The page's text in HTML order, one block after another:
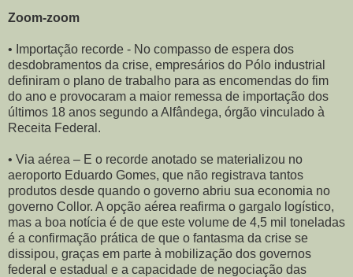
Zoom-zoom
• Importação recorde - No compasso de espera dos
desdobramentos da crise, empresários do Pólo industrial
definiram o plano de trabalho para as encomendas do fim
do ano e provocaram a maior remessa de importação dos
últimos 18 anos segundo a Alfândega, órgão vinculado à
Receita Federal.
• Via aérea – E o recorde anotado se materializou no
aeroporto Eduardo Gomes, que não registrava tantos
produtos desde quando o governo abriu sua economia no
governo Collor. A opção aérea reafirma o gargalo logístico,
mas a boa notícia é de que este volume de 4,5 mil toneladas
é a confirmação prática de que o fantasma da crise se
dissipou, graças em parte à mobilização dos governos
federal e estadual e a capacidade de negociação das